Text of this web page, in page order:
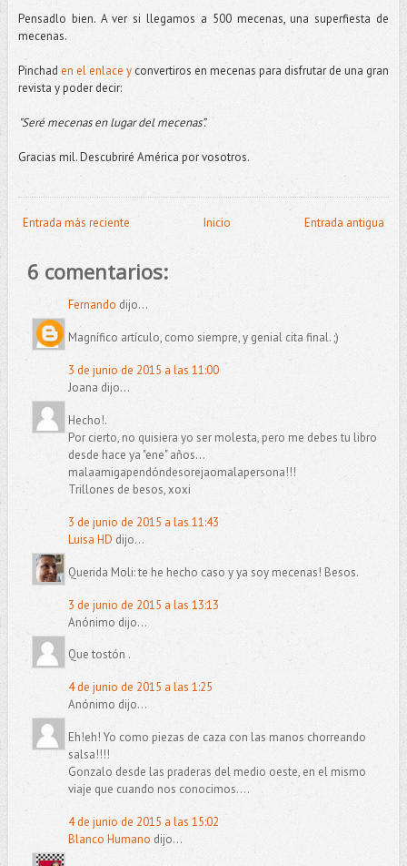
Pensadlo bien. A ver si llegamos a 500 mecenas, una superfiesta de
mecenas.
Pinchad en el enlace y convertiros en mecenas para disfrutar de una gran
revista y poder decir:
"Seré mecenas en lugar del mecenas”.
Gracias mil. Descubriré América por vosotros.
Entrada más reciente Entrada antigua
Inicio
6 comentarios:
Fernando dijo...
Magnífico artículo, como siempre, y genial cita final. ;)
3 de junio de 2015 a las 11:00
Joana dijo...
Hecho!.
Por cierto, no quisiera yo ser molesta, pero me debes tu libro
desde hace ya "ene" años...
malaamigapendóndesorejaomalapersona!!!
Trillones de besos, xoxi
3 de junio de 2015 a las 11:43
Luisa HD dijo...
Querida Moli: te he hecho caso y ya soy mecenas! Besos.
3 de junio de 2015 a las 13:13
Anónimo dijo...
Que tostón .
4 de junio de 2015 a las 1:25
Anónimo dijo...
Eh!eh! Yo como piezas de caza con las manos chorreando
salsa!!!!
Gonzalo desde las praderas del medio oeste, en el mismo
viaje que cuando nos conocimos....
4 de junio de 2015 a las 15:02
Blanco Humano dijo...